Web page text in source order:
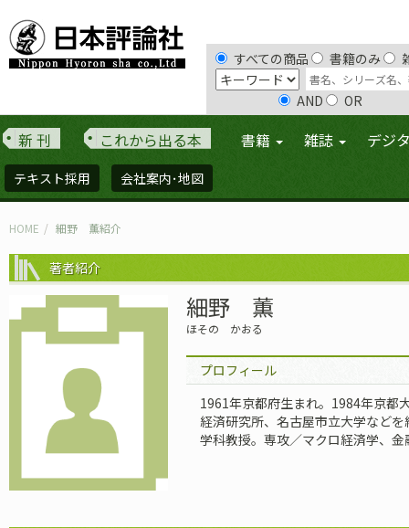
すべての商品 書籍のみ
AND OR
新 刊 これから出る本 書籍 雑誌 デジ
テキスト採用 会社案内･地図
HOME 細野 薫紹介
著者紹介
細野 薫
ほその かおる
プロフィール
1961年京都府生まれ。1984年京都
経済研究所、名古屋市立大学など
学科教授。専攻／マクロ経済学、